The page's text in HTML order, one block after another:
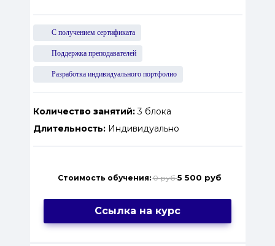
С получением сертификата
Поддержка преподавателей
Разработка индивидуального портфолио
Количество занятий:3 блока
Длительность:Индивидуально
Стоимость обучения: 0 руб5 500 руб
Ссылка на курс